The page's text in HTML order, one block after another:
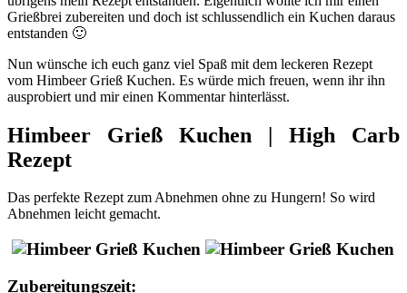
Grießbrei zubereiten und doch ist schlussendlich ein Kuchen daraus
entstanden 🙂
Nun wünsche ich euch ganz viel Spaß mit dem leckeren Rezept
vom Himbeer Grieß Kuchen. Es würde mich freuen, wenn ihr ihn
ausprobiert und mir einen Kommentar hinterlässt.
Himbeer Grieß Kuchen | High Carb
Rezept
Das perfekte Rezept zum Abnehmen ohne zu Hungern! So wird
Abnehmen leicht gemacht.
Zubereitungszeit: